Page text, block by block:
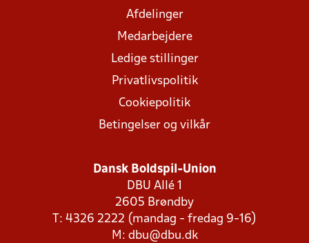
Afdelinger
Medarbejdere
Ledige stillinger
Privatlivspolitik
Cookiepolitik
Betingelser og vilkår
Dansk Boldspil-Union
DBU Allé 1
2605 Brøndby
T: 4326 2222 (mandag - fredag 9-16)
M: dbu@dbu.dk